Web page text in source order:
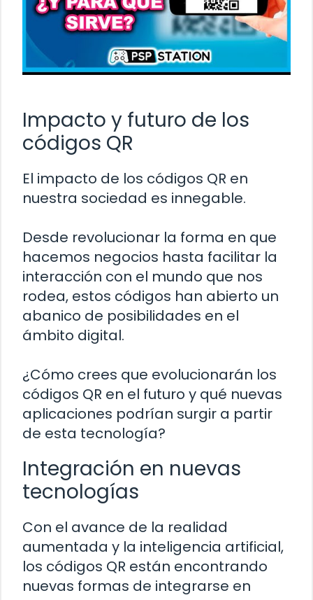
Impacto y futuro de los
códigos QR
El impacto de los códigos QR en
nuestra sociedad es innegable.
Desde revolucionar la forma en que
hacemos negocios hasta facilitar la
interacción con el mundo que nos
rodea, estos códigos han abierto un
abanico de posibilidades en el
ámbito digital.
¿Cómo crees que evolucionarán los
códigos QR en el futuro y qué nuevas
aplicaciones podrían surgir a partir
de esta tecnología?
Integración en nuevas
tecnologías
Con el avance de la realidad
aumentada y la inteligencia artificial,
los códigos QR están encontrando
nuevas formas de integrarse en